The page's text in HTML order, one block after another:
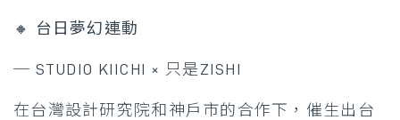
🔸 台日夢幻連動
─ STUDIO KIICHI × 只是ZISHI
在台灣設計研究院和神戶市的合作下，催生出台